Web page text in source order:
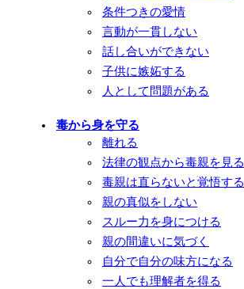
条件つきの愛情
言動が一貫しない
話し合いができない
子供に嫉妬する
人として問題がある
毒から身を守る
離れる
法律の観点から毒親を見る
毒親は直らないと覚悟する
親の真似をしない
スルー力を身につける
親の間違いに気づく
自分で自分の味方になる
一人でも理解者を得る